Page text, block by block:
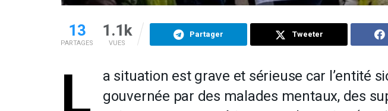
13
PARTAGES
1.1k
VUES
Partager Tweeter
a situation est grave et sérieuse car l’entité
gouvernée par des malades mentaux, des